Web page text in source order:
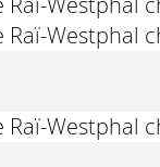
Raï-Westphal
Raï-Westphal